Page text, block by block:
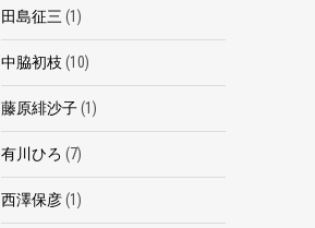
田島征三 (1)
中脇初枝 (10)
藤原緋沙子(1)
有川ひろ (7)
西澤保彦(1)